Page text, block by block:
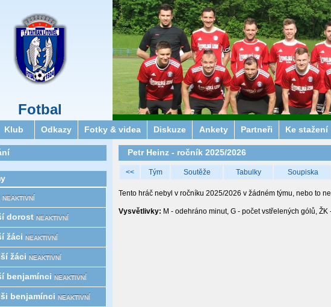
Fotbal
Klub Odkazy Fotky & videa Diskuze Ankety Partneři Ke stažení
Petr Heinz - ročník 2025/2026
<< Tým Soutěže Tabulky Soupiska
Tento hráč nebyl v ročníku 2025/2026 v žádném týmu, nebo to
Vysvětlivky: M - odehráno minut, G - počet vstřelených gólů,
NEAKTIVNÍ
dorost NEAKTIVNÍ
žáci NEAKTIVNÍ
žáci NEAKTIVNÍ
benjamínci NEAKTIVNÍ
benjamínci NEAKTIVNÍ